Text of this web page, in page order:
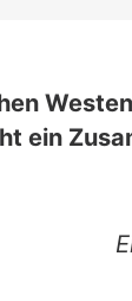
ein